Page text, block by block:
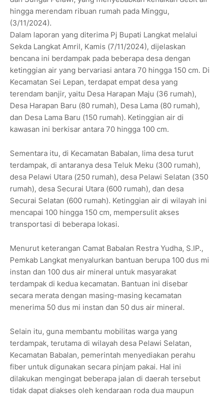
hingga merendam ribuan rumah pada Minggu,
(3/11/2024).
Dalam laporan yang diterima Pj Bupati Langkat melalui
Sekda Langkat Amril, Kamis (7/11/2024), dijelaskan
bencana ini berdampak pada beberapa desa dengan
ketinggian air yang bervariasi antara 70 hingga 150 cm. Di
Kecamatan Sei Lepan, terdapat empat desa yang
terendam banjir, yaitu Desa Harapan Maju (36 rumah),
Desa Harapan Baru (80 rumah), Desa Lama (80 rumah),
dan Desa Lama Baru (150 rumah). Ketinggian air di
kawasan ini berkisar antara 70 hingga 100 cm.
Sementara itu, di Kecamatan Babalan, lima desa turut
terdampak, di antaranya desa Teluk Meku (300 rumah),
desa Pelawi Utara (250 rumah), desa Pelawi Selatan (350
rumah), desa Securai Utara (600 rumah), dan desa
Securai Selatan (600 rumah). Ketinggian air di wilayah ini
mencapai 100 hingga 150 cm, mempersulit akses
transportasi di beberapa lokasi.
Menurut keterangan Camat Babalan Restra Yudha, S.IP.,
Pemkab Langkat menyalurkan bantuan berupa 100 dus mi
instan dan 100 dus air mineral untuk masyarakat
terdampak di kedua kecamatan. Bantuan ini disebar
secara merata dengan masing-masing kecamatan
menerima 50 dus mi instan dan 50 dus air mineral.
Selain itu, guna membantu mobilitas warga yang
terdampak, terutama di wilayah desa Pelawi Selatan,
Kecamatan Babalan, pemerintah menyediakan perahu
fiber untuk digunakan secara pinjam pakai. Hal ini
dilakukan mengingat beberapa jalan di daerah tersebut
tidak dapat diakses oleh kendaraan roda dua maupun